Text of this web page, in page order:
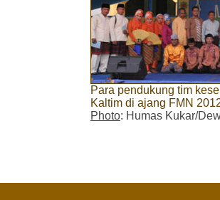
Para pendukung tim
Kaltim di ajang FMN
Photo: Humas Kukar/